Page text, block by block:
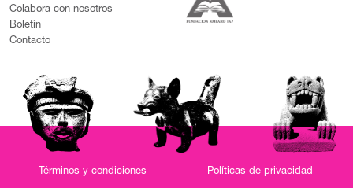
Colabora con nosotros
Boletín
Contacto
Términos y condiciones Políticas de privacidad